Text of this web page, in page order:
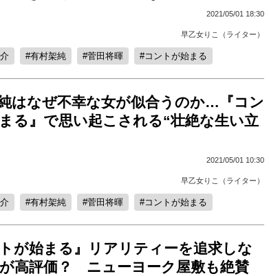
2021/05/01 18:30
早乙女りこ（ライター）
有村架純 菅田将暉 コントが始まる
はなぜ不幸な女が似合うのか…『コン
まる』で思い起こされる“壮絶な生い立
2021/05/01 10:30
早乙女りこ（ライター）
有村架純 菅田将暉 コントが始まる
トが始まる』リアリティーを追求しな
高評価？ ニューヨーク屋敷も絶賛